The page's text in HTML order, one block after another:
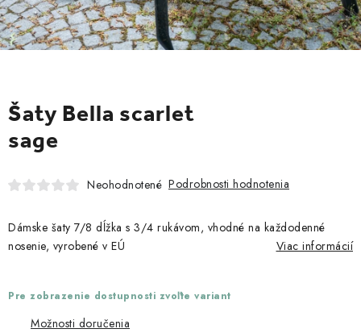
DOPREDAJ ŠIAT
PRIHLÁSENIE
Zásady spracovania a ochrany osobných údajov
Vrátenie a reklamácia
Šaty Bella scarlet
sage
Neohodnotené Podrobnosti hodnotenia
Dámske šaty 7/8 dĺžka s 3/4 rukávom, vhodné na každodenné
nosenie, vyrobené v EÚ
Viac informácií
Pre zobrazenie dostupnosti zvoľte variant
Možnosti doručenia